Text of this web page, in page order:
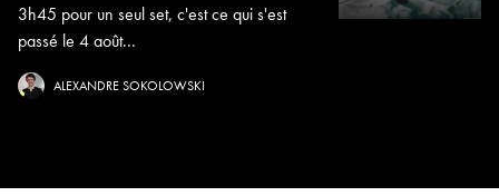
3h45 pour un seul set, c'est ce qui s'est
passé le 4 août...
ALEXANDRE SOKOLOWSKI